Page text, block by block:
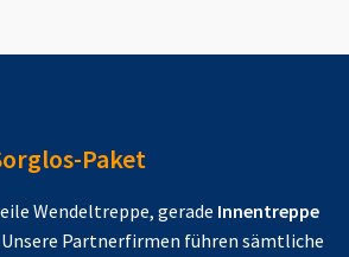
Paket
Wendeltreppe, gerade Innentreppe
Unsere Partnerfirmen führen sämtliche